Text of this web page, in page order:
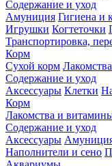
Содержание и уход
Амуниция Гигиена и
Игрушки Когтеточки
Транспортировка,
Корм
Сухой корм
Содержание и уход
Аксессуары Клетки
Корм
Лакомства и
Содержание и уход
Аксессуары
Наполнители и сено